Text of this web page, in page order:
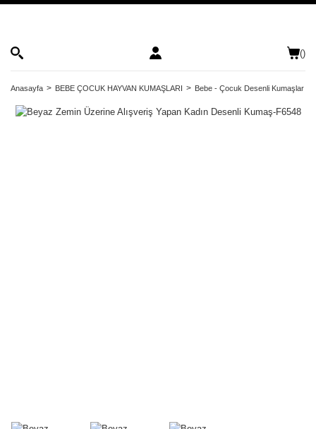
()
Anasayfa BEBE ÇOCUK HAYVAN KUMAŞLARI Bebe - Çocuk Desenli Kumaşlar